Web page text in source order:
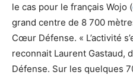
le cas pour le français Wojo (
grand centre de 8 700
Cœur Défense. « L’activité
reconnait Laurent Gastaud,
Défense. Sur les quelques